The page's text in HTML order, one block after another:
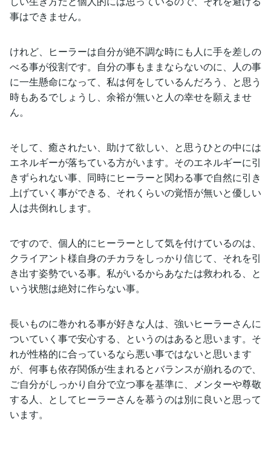
事はできません。
けれど、ヒーラーは自分が絶不調な時にも人に手を差しの
べる事が役割です。自分の事もままならないのに、人の事
に一生懸命になって、私は何をしているんだろう、と思う
時もあるでしょうし、余裕が無いと人の幸せを願えませ
ん。
そして、癒されたい、助けて欲しい、と思うひとの中には
エネルギーが落ちている方がいます。そのエネルギーに引
きずられない事、同時にヒーラーと関わる事で自然に引き
上げていく事ができる、それくらいの覚悟が無いと優しい
人は共倒れします。
ですので、個人的にヒーラーとして気を付けているのは、
クライアント様自身のチカラをしっかり信じて、それを引
き出す姿勢でいる事。私がいるからあなたは救われる、と
いう状態は絶対に作らない事。
長いものに巻かれる事が好きな人は、強いヒーラーさんに
ついていく事で安心する、というのはあると思います。そ
れが性格的に合っているなら悪い事ではないと思います
が、何事も依存関係が生まれるとバランスが崩れるので、
ご自分がしっかり自分で立つ事を基準に、メンターや尊敬
する人、としてヒーラーさんを慕うのは別に良いと思って
います。